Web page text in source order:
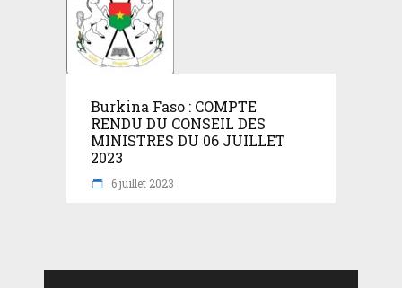
Burkina Faso : COMPTE
RENDU DU CONSEIL DES
MINISTRES DU 06 JUILLET
2023
6 juillet 2023